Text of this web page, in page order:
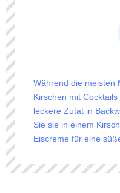
Während die meisten
Kirschen mit
leckere Zutat in
Sie sie in einem
Eiscreme für eine